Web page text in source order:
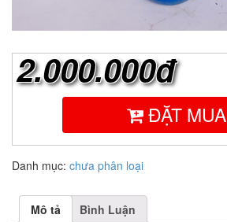
2.000.000đ
ĐẶT MUA
Danh mục: chưa phân loại
Mô tả Bình Luận